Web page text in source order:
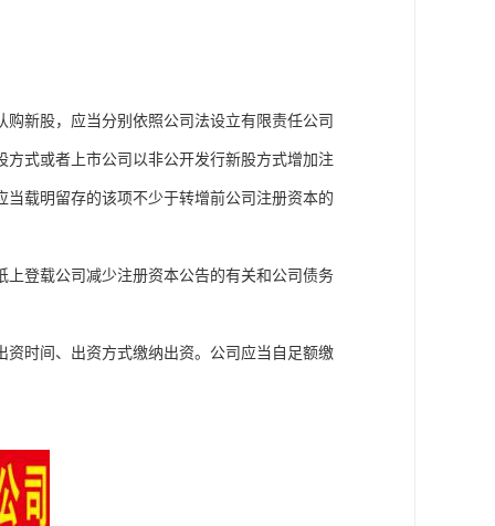
新股，应当分别依照公司法设立有限责任公司
式或者上市公司以非公开发行新股方式增加注
载明留存的该项不少于转增前公司注册资本的
登载公司减少注册资本公告的有关和公司债务
时间、出资方式缴纳出资。公司应当自足额缴